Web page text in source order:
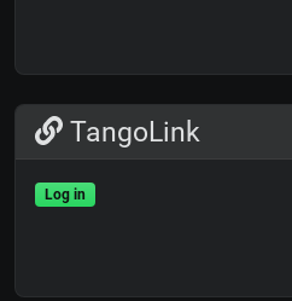
TangoLink
Log in